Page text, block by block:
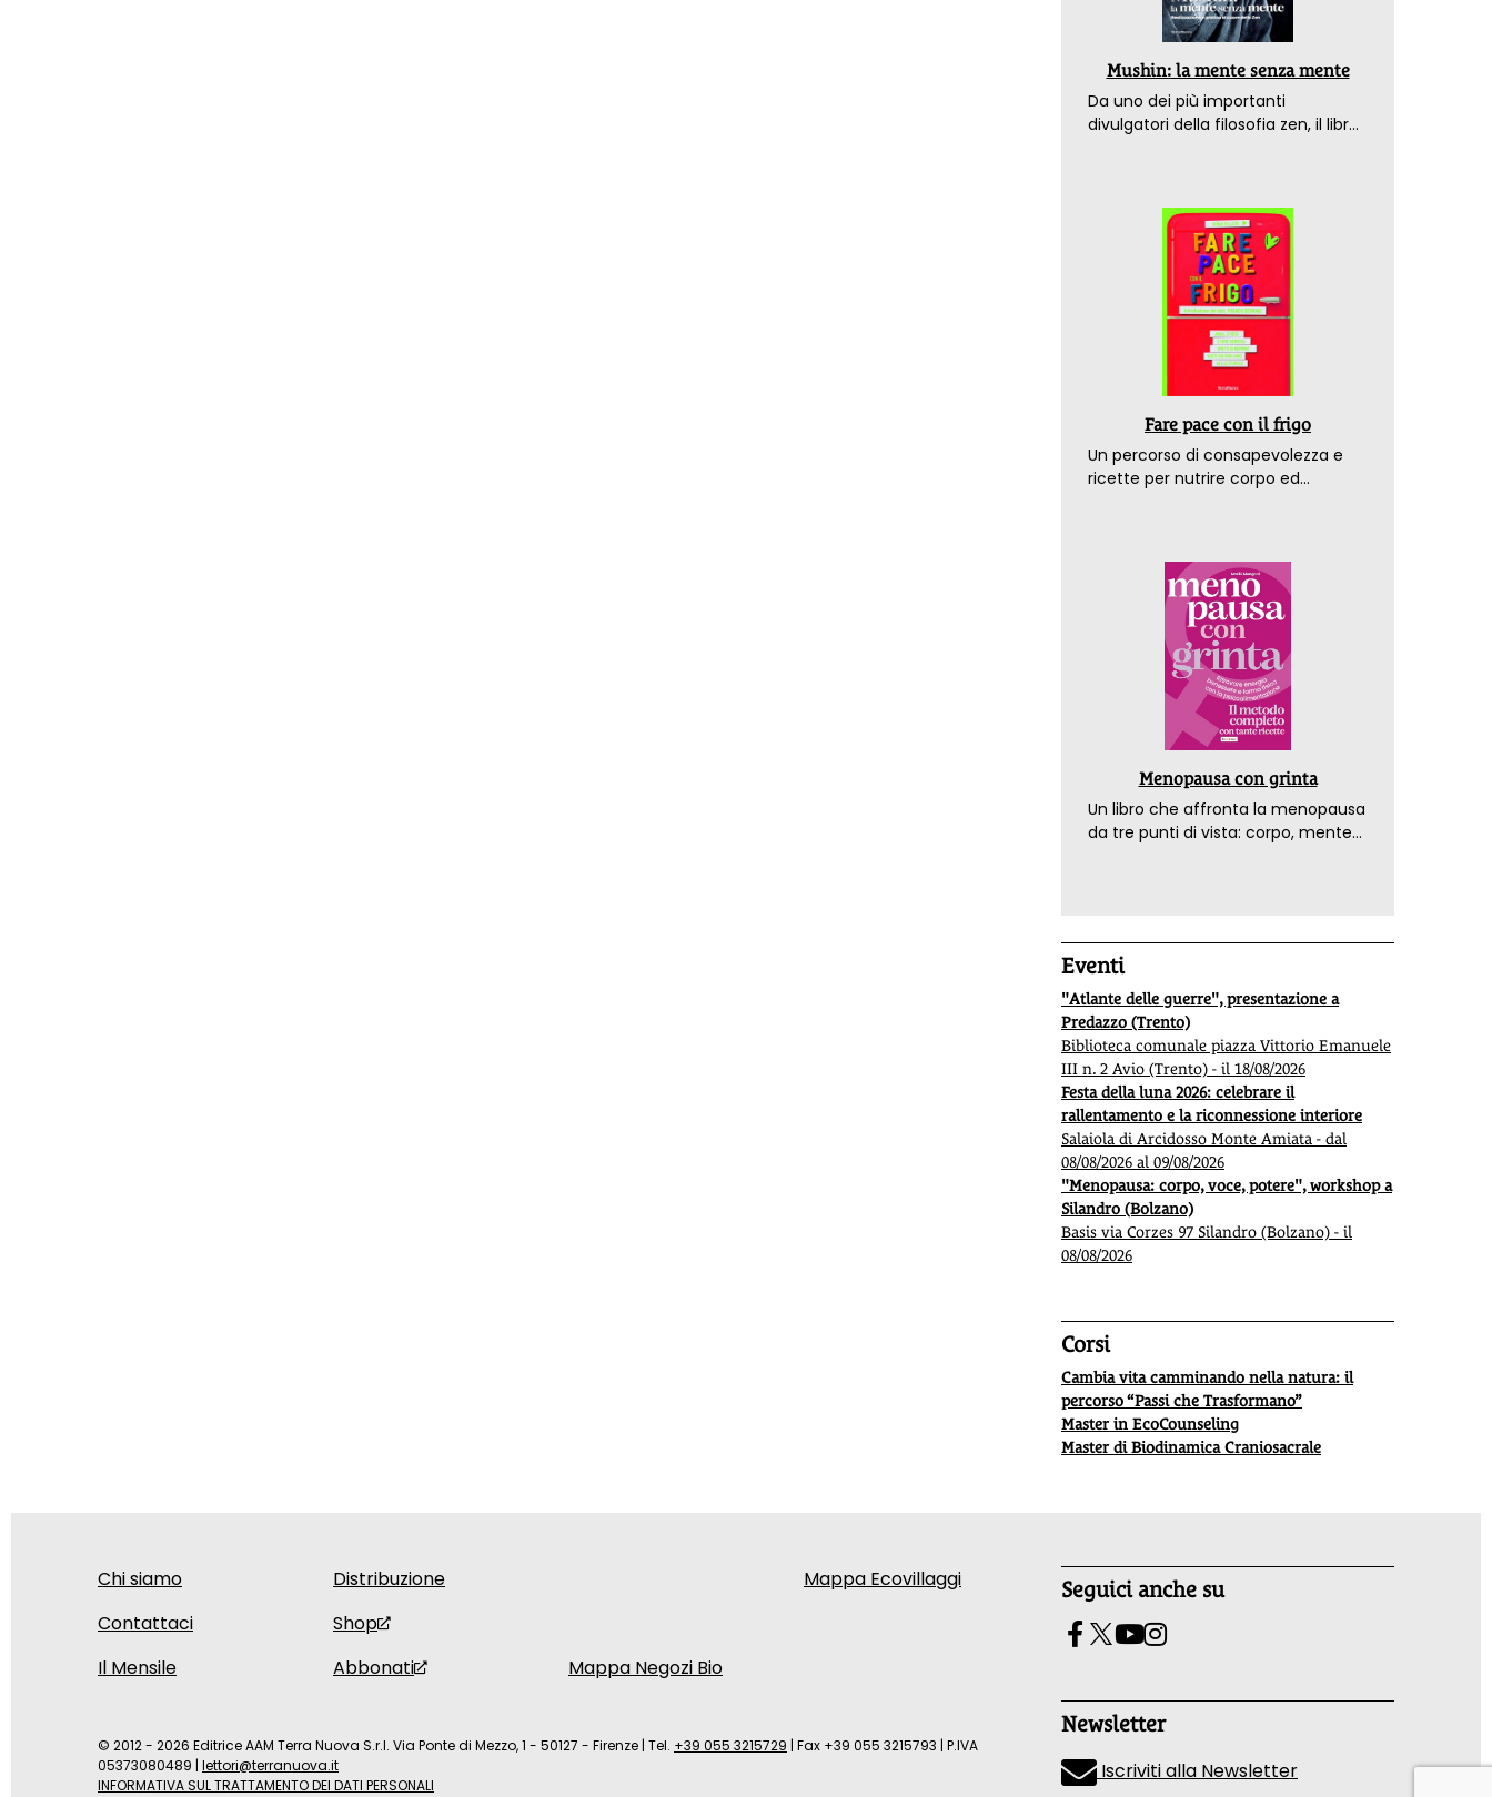
Mushin: la mente senza mente
Da uno dei più importanti
divulgatori della filosofia zen, il libro
Fare pace con il frigo
Un percorso di consapevolezza e
ricette per nutrire corpo ed
Menopausa con grinta
Un libro che affronta la menopausa
da tre punti di vista: corpo, mente
Eventi
"Atlante delle guerre", presentazione a
Predazzo (Trento)
Biblioteca comunale piazza Vittorio Emanuele
III n. 2 Avio (Trento) - il 18/08/2026
Festa della luna 2026: celebrare il
rallentamento e la riconnessione interiore
Salaiola di Arcidosso Monte Amiata - dal
08/08/2026 al 09/08/2026
"Menopausa: corpo, voce, potere", workshop a
Silandro (Bolzano)
Basis via Corzes 97 Silandro (Bolzano) - il
08/08/2026
Corsi
Cambia vita camminando nella natura: il
percorso “Passi che Trasformano”
Master in EcoCounseling
Master di Biodinamica Craniosacrale
Chi siamo
Contattaci
Il Mensile
Distribuzione
Shop
Abbonati
Mappa Negozi Bio
Mappa Ecovillaggi Seguici anche su
Newsletter
Iscriviti alla Newsletter
© 2012 - 2026 Editrice AAM Terra Nuova S.r.l. Via Ponte di Mezzo, 1 - 50127 - Firenze | Tel. +39 055 3215729 | Fax +39 055 3215793 | P.IVA
05373080489 | lettori@terranuova.it
INFORMATIVA SUL TRATTAMENTO DEI DATI PERSONALI